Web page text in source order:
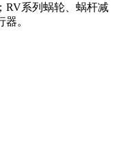
RV系列蜗轮、蜗杆减
。